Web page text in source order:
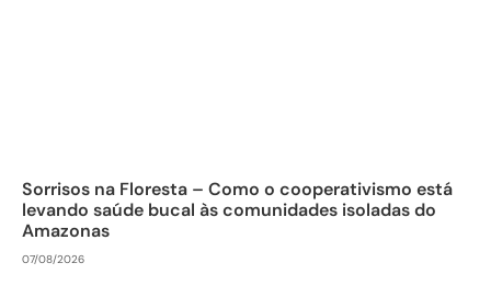
Sorrisos na Floresta – Como o cooperativismo está
levando saúde bucal às comunidades isoladas do
Amazonas
07/08/2026